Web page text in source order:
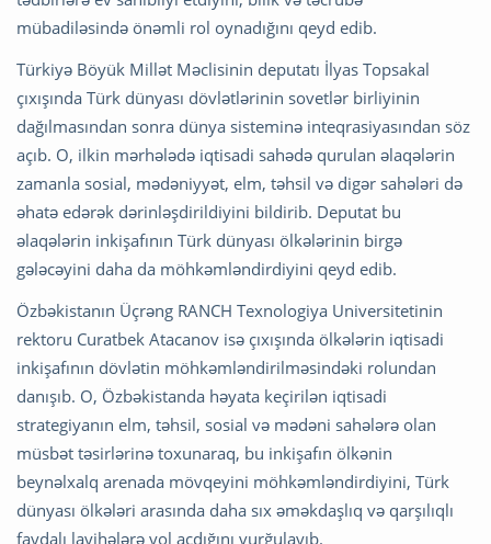
mübadiləsində önəmli rol oynadığını qeyd edib.
Türkiyə Böyük Millət Məclisinin deputatı İlyas Topsakal
çıxışında Türk dünyası dövlətlərinin sovetlər birliyinin
dağılmasından sonra dünya sisteminə inteqrasiyasından söz
açıb. O, ilkin mərhələdə iqtisadi sahədə qurulan əlaqələrin
zamanla sosial, mədəniyyət, elm, təhsil və digər sahələri də
əhatə edərək dərinləşdirildiyini bildirib. Deputat bu
əlaqələrin inkişafının Türk dünyası ölkələrinin birgə
gələcəyini daha da möhkəmləndirdiyini qeyd edib.
Özbəkistanın Üçrəng RANCH Texnologiya Universitetinin
rektoru Curatbek Atacanov isə çıxışında ölkələrin iqtisadi
inkişafının dövlətin möhkəmləndirilməsindəki rolundan
danışıb. O, Özbəkistanda həyata keçirilən iqtisadi
strategiyanın elm, təhsil, sosial və mədəni sahələrə olan
müsbət təsirlərinə toxunaraq, bu inkişafın ölkənin
beynəlxalq arenada mövqeyini möhkəmləndirdiyini, Türk
dünyası ölkələri arasında daha sıx əməkdaşlıq və qarşılıqlı
faydalı layihələrə yol açdığını vurğulayıb.